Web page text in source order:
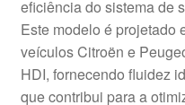
eficiência do sistema de
Este modelo é projetado
veículos Citroën e
HDI, fornecendo fluidez
que contribui para a